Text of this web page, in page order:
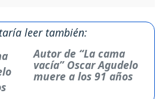
leer también:
Autor de “La cama
vacía” Oscar Agudelo
muere a los 91 años